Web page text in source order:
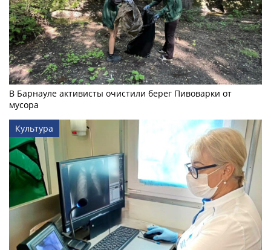
В Барнауле активисты очистили берег Пивоварки от
мусора
Культура